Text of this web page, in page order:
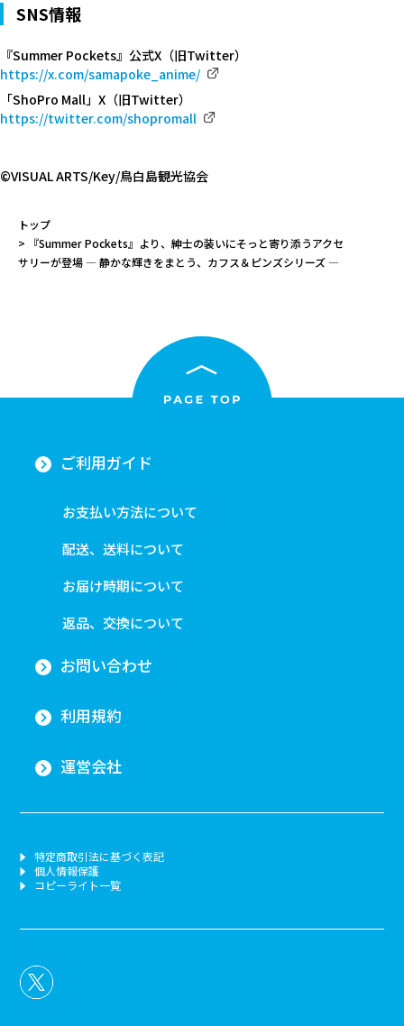
SNS情報
『Summer Pockets』公式X（旧Twitter）
https://x.com/samapoke_anime/
「ShoPro Mall」X（旧Twitter）
https://twitter.com/shopromall
©VISUAL ARTS/Key/鳥白島観光協会
トップ
『Summer Pockets』より、紳士の装いにそっと寄り添うアクセ
サリーが登場 — 静かな輝きをまとう、カフス＆ピンズシリーズ —
ご利用ガイド
お支払い方法について
配送、送料について
お届け時期について
返品、交換について
お問い合わせ
利用規約
運営会社
特定商取引法に基づく表記
個人情報保護
コピーライト一覧